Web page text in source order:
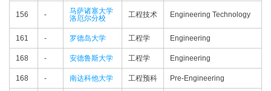
156 -
马萨诸塞大学
洛厄尔分校
工程技术 Engineering Technology
161 - 罗德岛大学 工程学 Engineering
168 - 安德鲁斯大学 工程学 Engineering
168 - 南达科他大学 工程预科 Pre-Engineering